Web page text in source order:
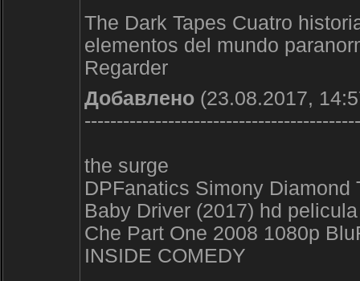
The Dark Tapes Cuatro
elementos del mundo
Regarder
Добавлено (23.08.2017,
the surge
DPFanatics Simony Diamond
Baby Driver (2017) hd
Che Part One 2008 1080p
INSIDE COMEDY